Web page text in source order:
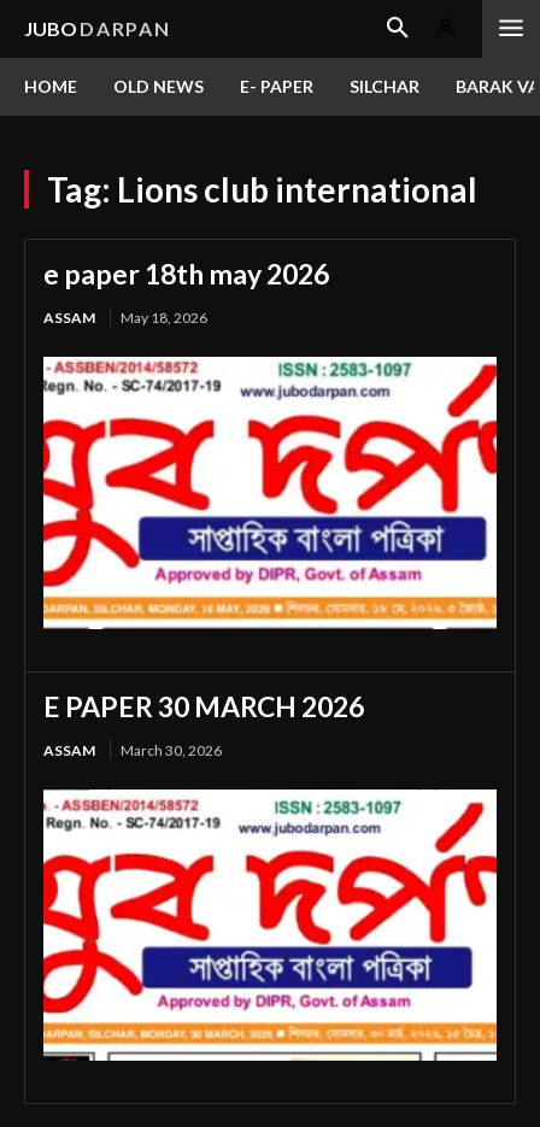
JUBO DARPAN
HOME OLD NEWS E- PAPER SILCHAR BARAK
Tag: Lions club international
e paper 18th may 2026
ASSAM May 18, 2026
E PAPER 30 MARCH 2026
ASSAM March 30, 2026